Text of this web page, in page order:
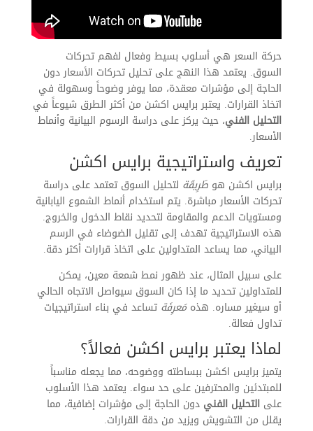
حركة السعر هي أسلوب بسيط وفعال لفهم تحركات
السوق. يعتمد هذا النهج على تحليل تحركات الأسعار دون
الحاجة إلى مؤشرات معقدة، مما يوفر وضوحاً وسهولة في
اتخاذ القرارات. يعتبر برايس اكشن من أكثر الطرق شيوعاً في
التحليل الفني، حيث يركز على دراسة الرسوم البيانية وأنماط
الأسعار.
تعريف واستراتيجية برايس اكشن
برايس اكشن هو طَرِيقَة لتحليل السوق تعتمد على دراسة
تحركات الأسعار مباشرة. يتم استخدام أنماط الشموع اليابانية
ومستويات الدعم والمقاومة لتحديد نقاط الدخول والخروج.
هذه الاستراتيجية تهدف إلى تقليل الضوضاء في الرسم
البياني، مما يساعد المتداولين على اتخاذ قرارات أكثر دقة.
على سبيل المثال، عند ظهور نمط شمعة معين، يمكن
للمتداولين تحديد ما إذا كان السوق سيواصل الاتجاه الحالي
أو سيغير مساره. هذهمَعرِفَة تساعد في بناء استراتيجيات
تداول فعالة.
لماذا يعتبر برايس اكشن فعالاً؟
يتميز برايس اكشن ببساطته ووضوحه، مما يجعله مناسباً
للمبتدئين والمحترفين على حد سواء. يعتمد هذا الأسلوب
على التحليل الفني دون الحاجة إلى مؤشرات إضافية، مما
يقلل من التشويش ويزيد من دقة القرارات.